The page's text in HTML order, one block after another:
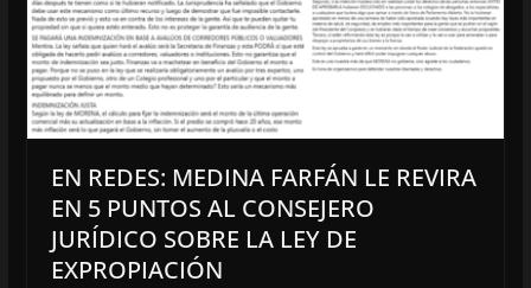
EN REDES: MEDINA FARFÁN LE REVIRA
EN 5 PUNTOS AL CONSEJERO
JURÍDICO SOBRE LA LEY DE
EXPROPIACIÓN